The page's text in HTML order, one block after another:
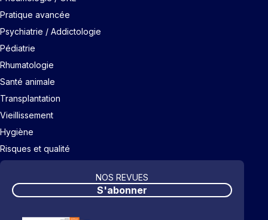
Pratique avancée
Psychiatrie / Addictologie
Pédiatrie
Rhumatologie
Santé animale
Transplantation
Vieillissement
Hygiène
Risques et qualité
NOS REVUES
S'abonner